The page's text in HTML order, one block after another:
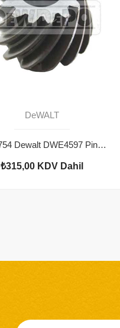
DeWALT
N112754 Dewalt DWE4597 Pinyon
₺315,00 KDV Dahil